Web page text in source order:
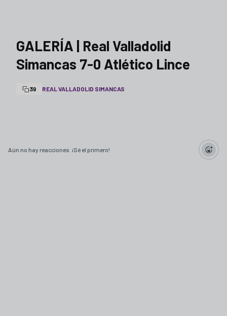
GALERÍA | Real Valladolid
Simancas 7-0 Atlético Lince
39 REAL VALLADOLID SIMANCAS
Aún no hay reacciones. ¡Sé el primero!